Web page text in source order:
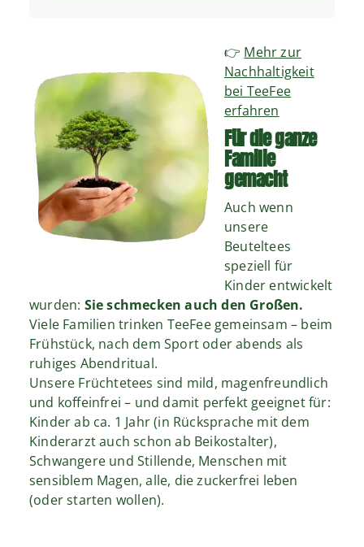
👉 Mehr zur
Nachhaltigkeit
bei TeeFee
erfahren
Für die ganze
Familie
gemacht
Auch wenn
unsere
Beuteltees
speziell für
Kinder entwickelt
wurden: Sie schmecken auch den Großen.
Viele Familien trinken TeeFee gemeinsam – beim
Frühstück, nach dem Sport oder abends als
ruhiges Abendritual.
Unsere Früchtetees sind mild, magenfreundlich
und koffeinfrei – und damit perfekt geeignet für:
Kinder ab ca. 1 Jahr (in Rücksprache mit dem
Kinderarzt auch schon ab Beikostalter),
Schwangere und Stillende, Menschen mit
sensiblem Magen, alle, die zuckerfrei leben
(oder starten wollen).